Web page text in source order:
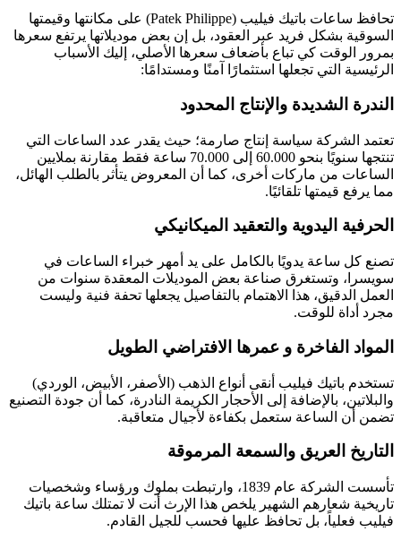
تحافظ ساعات باتيك فيليب (Patek Philippe) على مكانتها وقيمتها
السوقية بشكل فريد عبر العقود، بل إن بعض موديلاتها يرتفع سعرها
بمرور الوقت كي تباع بأضعاف سعرها الأصلي، إليك الأسباب
الرئيسية التي تجعلها استثمارًا آمنًا ومستدامًا:
الندرة الشديدة والإنتاج المحدود
تعتمد الشركة سياسة إنتاج صارمة؛ حيث يقدر عدد الساعات التي
تنتجها سنويًا بنحو 60.000 إلى 70.000 ساعة فقط مقارنة بملايين
الساعات من ماركات أخرى، كما أن المعروض يتأثر بالطلب الهائل،
مما يرفع قيمتها تلقائيًا.
الحرفية اليدوية والتعقيد الميكانيكي
تصنع كل ساعة يدويًا بالكامل على يد أمهر خبراء الساعات في
سويسرا، وتستغرق صناعة بعض الموديلات المعقدة سنوات من
العمل الدقيق، هذا الاهتمام بالتفاصيل يجعلها تحفة فنية وليست
مجرد أداة للوقت.
المواد الفاخرة و عمرها الافتراضي الطويل
تستخدم باتيك فيليب أنقى أنواع الذهب (الأصفر، الأبيض، الوردي)
والبلاتين، بالإضافة إلى الأحجار الكريمة النادرة، كما أن جودة التصنيع
تضمن أن الساعة ستعمل بكفاءة لأجيال متعاقبة.
التاريخ العريق والسمعة المرموقة
تأسست الشركة عام 1839، وارتبطت بملوك ورؤساء وشخصيات
تاريخية شعارهم الشهير يلخص هذا الإرث أنت لا تمتلك ساعة باتيك
فيليب فعلياً، بل تحافظ عليها فحسب للجيل القادم.